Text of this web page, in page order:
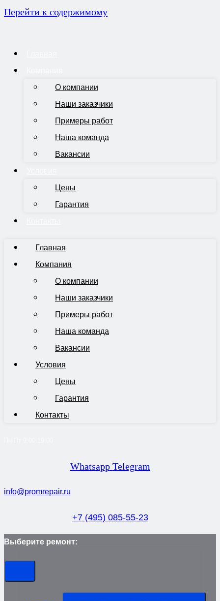
Перейти к содержимому
О компании
Наши заказчики
Примеры работ
Наша команда
Вакансии
Цены
Гарантия
Главная
Компания
О компании
Наши заказчики
Примеры работ
Наша команда
Вакансии
Условия
Цены
Гарантия
Контакты
Whatsapp Telegram
info@promrepair.ru
+7 (495) 085-55-23
Выберите ремонт: